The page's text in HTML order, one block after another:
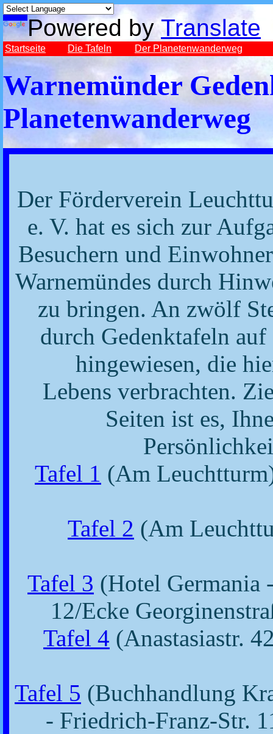
Powered byTranslate
Startseite Die Tafeln Der Planetenwanderweg
Warnemünder
Planetenwanderweg
Der Förderverein
e. V. hat es sich zur
Besuchern und
Warnemündes durch
zu bringen. An zwölf
durch Gedenktafeln
hingewiesen, die
Lebens verbrachten.
Seiten ist es,
Tafel 1 (Am
Tafel 2 (Am
Tafel 3 (Hotel Germania
12/Ecke
Tafel 4 (Anastasiastr.
Tafel 5 (Buchhandlung
- Friedrich-Franz-Str.